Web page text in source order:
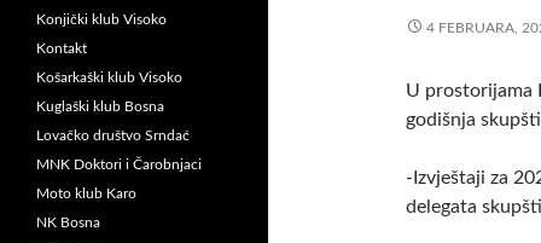
4 FEBRUARA,
U prostorijama
godišnja
-Izvještaji za
delegata
Konjički klub Visoko
Kontakt
Košarkaški klub Visoko
Kuglaški klub Bosna
Lovačko društvo Srndać
MNK Doktori i Čarobnjaci
Moto klub Karo
NK Bosna